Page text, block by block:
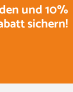
und 10%
sichern!